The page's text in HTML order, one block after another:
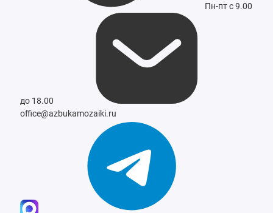
Пн-пт с 9.00
до 18.00
office@azbukamozaiki.ru